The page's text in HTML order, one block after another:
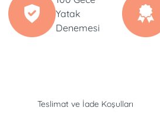
Yatak
Denemesi
Teslimat ve İade Koşulları